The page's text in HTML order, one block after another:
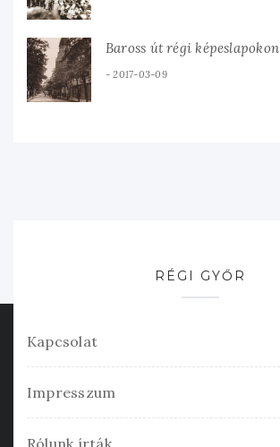
Baross út régi képeslapokon
2017-03-09
RÉGI GYŐR
Kapcsolat
Impresszum